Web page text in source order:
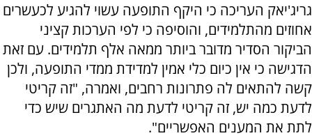
גריג'יאק העריכה כי היקף התופעה עשוי להגיע לכעשרים
אחוזים מהתלמידים, והוסיפה כי לפי הערכות קציני
הביקור הסדיר מדובר ביותר ממאה אלף תלמידים. עם זאת
הדגישה כי אין כיום כלי אמין למדידת ממדי התופעה, ולכן
קשה להתאים לה פתרונות רחבים, ואמרה, "זה קריטי
לדעת כמה יש, זה קריטי לדעת מה האתגרים שיש כדי
לתת את המענים האפשריים".